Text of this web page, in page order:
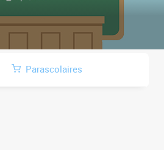
Parascolaires